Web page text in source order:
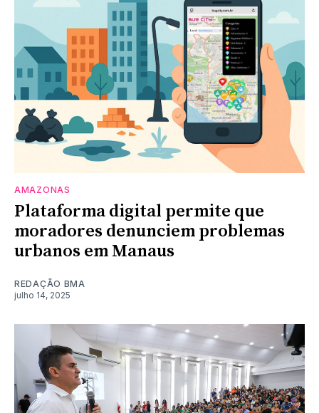
AMAZONAS
Plataforma digital permite que
moradores denunciem problemas
urbanos em Manaus
REDAÇÃO BMA
julho 14, 2025